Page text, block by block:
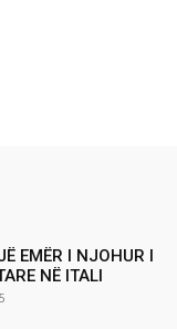
EMËR I NJOHUR I
NË ITALI